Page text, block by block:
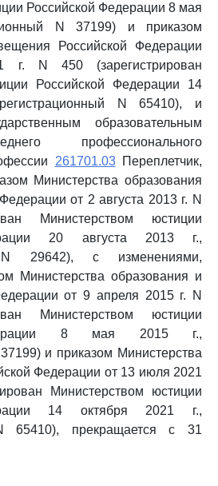
Российской Федерации 8 мая
N 37199) и приказом
Российской Федерации
N 450 (зарегистрирован
Российской Федерации 14
N 65410), и
образовательным
профессионального
261701.03Переплетчик,
Министерства образования
от 2 августа 2013 г. N
Министерством юстиции
20 августа 2013 г.,
N 29642), с изменениями,
Министерства образования и
от 9 апреля 2015 г. N
Министерством юстиции
8 мая 2015 г.,
и приказом Министерства
Федерации от 13 июля 2021
Министерством юстиции
14 октября 2021 г.,
65410), прекращается с 31